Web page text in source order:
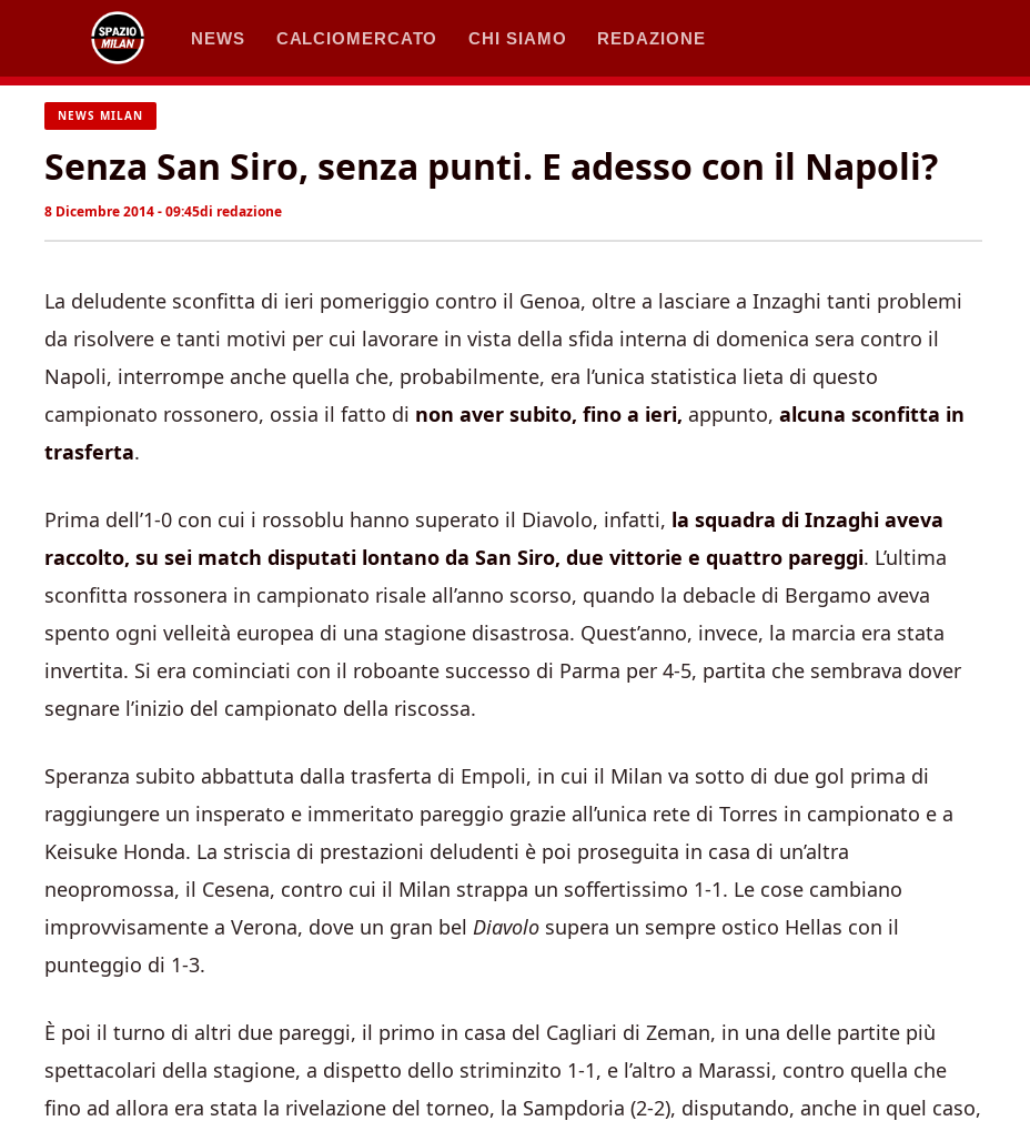
contenuto
NEWS CALCIOMERCATO CHI SIAMO REDAZIONE
NEWS MILAN
Senza San Siro, senza punti. E adesso con il Napoli?
8 Dicembre 2014 - 09:45di redazione
La deludente sconfitta di ieri pomeriggio contro il Genoa, oltre a lasciare a Inzaghi tanti problemi
da risolvere e tanti motivi per cui lavorare in vista della sfida interna di domenica sera contro il
Napoli, interrompe anche quella che, probabilmente, era l’unica statistica lieta di questo
campionato rossonero, ossia il fatto di non aver subito, fino a ieri, appunto, alcuna sconfitta in
trasferta.
Prima dell’1-0 con cui i rossoblu hanno superato il Diavolo, infatti, la squadra di Inzaghi aveva
raccolto, su sei match disputati lontano da San Siro, due vittorie e quattro pareggi. L’ultima
sconfitta rossonera in campionato risale all’anno scorso, quando la debacle di Bergamo aveva
spento ogni velleità europea di una stagione disastrosa. Quest’anno, invece, la marcia era stata
invertita. Si era cominciati con il roboante successo di Parma per 4-5, partita che sembrava dover
segnare l’inizio del campionato della riscossa.
Speranza subito abbattuta dalla trasferta di Empoli, in cui il Milan va sotto di due gol prima di
raggiungere un insperato e immeritato pareggio grazie all’unica rete di Torres in campionato e a
Keisuke Honda. La striscia di prestazioni deludenti è poi proseguita in casa di un’altra
neopromossa, il Cesena, contro cui il Milan strappa un soffertissimo 1-1. Le cose cambiano
improvvisamente a Verona, dove un gran bel Diavolo supera un sempre ostico Hellas con il
punteggio di 1-3.
È poi il turno di altri due pareggi, il primo in casa del Cagliari di Zeman, in una delle partite più
spettacolari della stagione, a dispetto dello striminzito 1-1, e l’altro a Marassi, contro quella che
fino ad allora era stata la rivelazione del torneo, la Sampdoria (2-2), disputando, anche in quel caso,